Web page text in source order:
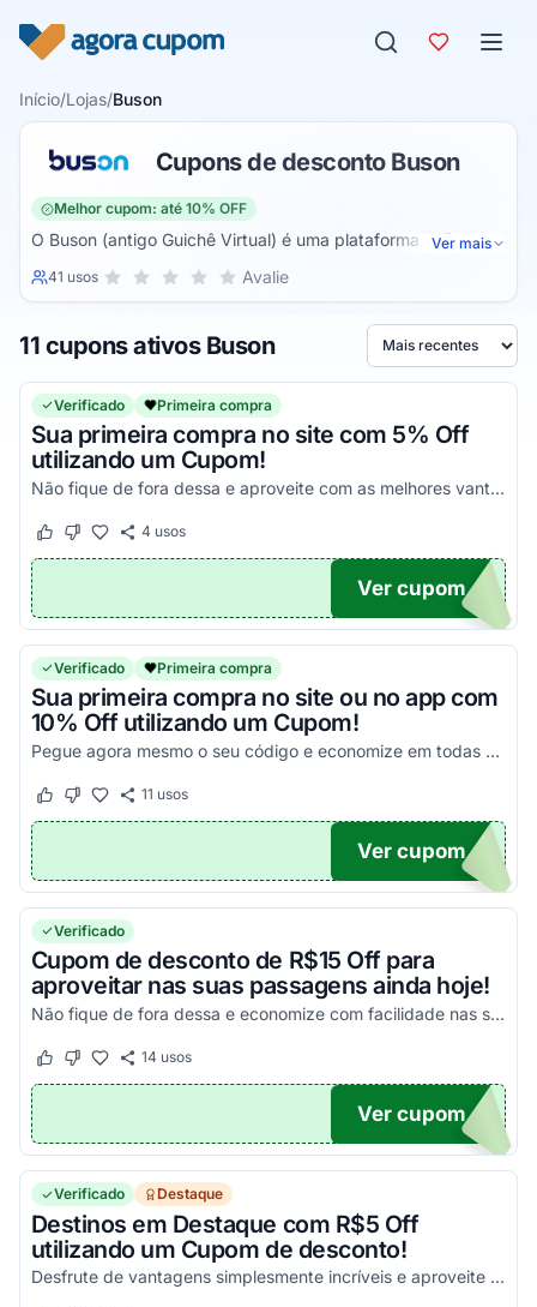
Início/Lojas/Buson
Cupons de desconto Buson
Melhor cupom: até 10% OFF
O Buson (antigo Guichê Virtual) é uma plataforma online
especializada na busca e compra de passagens de ônibus.
nele, evitando a perda de tempo em filas ou em sites de
Ver mais
41 usosSua nota para Buson, de 1 a 5 estrelas
5 estrelas
4 estrelas
3 estrelas
2 estrelas
1 estrela Avalie
11 cupons ativos Buson Ordenar por
Verificado Primeira compra
Sua primeira compra no site com 5% Off
utilizando um Cupom!
Não fique de fora dessa e aproveite com as melhores vantagens!
Este cupom funcionou
Este cupom não funcionou
4 usos
SON5
Ver cupom
Verificado Primeira compra
Sua primeira compra no site ou no app com
10% Off utilizando um Cupom!
Pegue agora mesmo o seu código e economize em todas as suas compras online aplicando seus cupons!
Este cupom funcionou
Este cupom não funcionou
11 usos
TO10
Ver cupom
Verificado
Cupom de desconto de R$15 Off para
aproveitar nas suas passagens ainda hoje!
Não fique de fora dessa e economize com facilidade nas suas compras!
Este cupom funcionou
Este cupom não funcionou
14 usos
TE15
Ver cupom
Verificado Destaque
Destinos em Destaque com R$5 Off
utilizando um Cupom de desconto!
Desfrute de vantagens simplesmente incríveis e aproveite para economizar da melhor maneira possível!